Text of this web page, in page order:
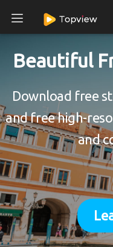
Beautiful
Download free
and free high-
and